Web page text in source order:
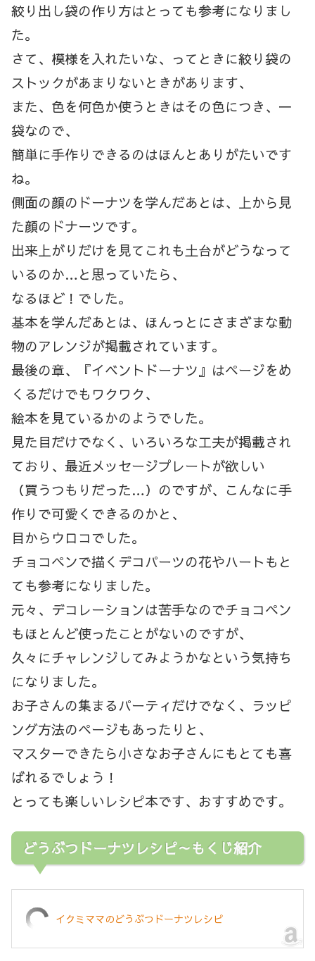
絞り出し袋の作り方はとっても参考になりまし
た。
さて、模様を入れたいな、ってときに絞り袋の
ストックがあまりないときがあります、
また、色を何色か使うときはその色につき、一
袋なので、
簡単に手作りできるのはほんとありがたいです
ね。
側面の顔のドーナツを学んだあとは、上から見
た顔のドナーツです。
出来上がりだけを見てこれも土台がどうなって
いるのか…と思っていたら、
なるほど！でした。
基本を学んだあとは、ほんっとにさまざまな動
物のアレンジが掲載されています。
最後の章、『イベントドーナツ』はページをめ
くるだけでもワクワク、
絵本を見ているかのようでした。
見た目だけでなく、いろいろな工夫が掲載され
ており、最近メッセージプレートが欲しい
（買うつもりだった…）のですが、こんなに手
作りで可愛くできるのかと、
目からウロコでした。
チョコペンで描くデコパーツの花やハートもと
ても参考になりました。
元々、デコレーションは苦手なのでチョコペン
もほとんど使ったことがないのですが、
久々にチャレンジしてみようかなという気持ち
になりました。
お子さんの集まるパーティだけでなく、ラッピ
ング方法のページもあったりと、
マスターできたら小さなお子さんにもとても喜
ばれるでしょう！
とっても楽しいレシピ本です、おすすめです。
どうぶつドーナツレシピ～もくじ紹介
イクミママのどうぶつドーナツレシピ